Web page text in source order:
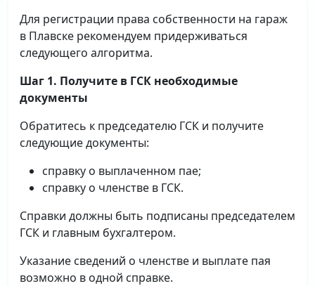
Для регистрации права собственности на гараж
в Плавске рекомендуем придерживаться
следующего алгоритма.
Шаг 1. Получите в ГСК необходимые
документы
Обратитесь к председателю ГСК и получите
следующие документы:
справку о выплаченном пае;
справку о членстве в ГСК.
Справки должны быть подписаны председателем
ГСК и главным бухгалтером.
Указание сведений о членстве и выплате пая
возможно в одной справке.